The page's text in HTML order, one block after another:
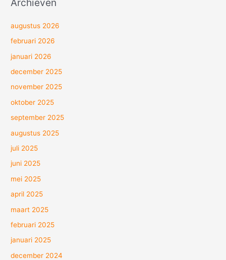
augustus 2026
februari 2026
januari 2026
december 2025
november 2025
oktober 2025
september 2025
augustus 2025
juli 2025
juni 2025
mei 2025
april 2025
maart 2025
februari 2025
januari 2025
december 2024